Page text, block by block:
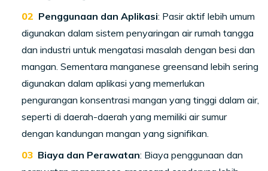
Penggunaan dan Aplikasi: Pasir aktif lebih umum
digunakan dalam sistem penyaringan air rumah tangga
dan industri untuk mengatasi masalah dengan besi dan
mangan. Sementara manganese greensand lebih sering
digunakan dalam aplikasi yang memerlukan
pengurangan konsentrasi mangan yang tinggi dalam air,
seperti di daerah-daerah yang memiliki air sumur
dengan kandungan mangan yang signifikan.
Biaya dan Perawatan: Biaya penggunaan dan